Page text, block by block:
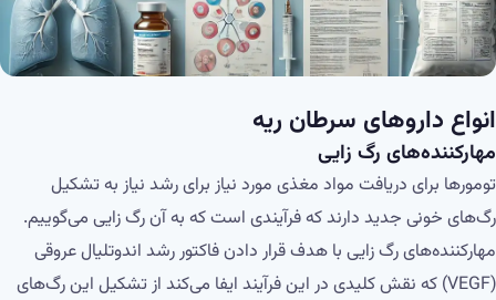
انواع داروهای سرطان ریه
مهارکننده‌های رگ زایی
تومورها برای دریافت مواد مغذی مورد نیاز برای رشد نیاز به تشکیل
رگ‌های خونی جدید دارند که فرآیندی است که به آن رگ زایی می‌گوییم.
مهارکننده‌های رگ زایی با هدف قرار دادن فاکتور رشد اندوتلیال عروقی
(VEGF) که نقش کلیدی در این فرآیند ایفا می‌کند از تشکیل این رگ‌های